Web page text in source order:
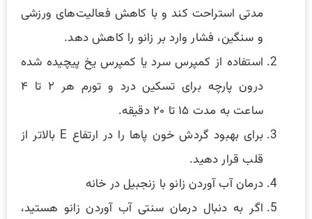
مدتی استراحت کند و با کاهش فعالیت‌های ورزشی
و سنگین، فشار وارد بر زانو را کاهش دهد.
استفاده از کمپرس سرد یا کمپرس یخ پیچیده شده
درون پارچه برای تسکین درد و تورم هر ۲ تا ۴
ساعت به مدت ۱۵ تا ۲۰ دقیقه.
برای بهبود گردش خون پاها را در ارتفاع E بالاتر از
قلب قرار دهید.
درمان آب آوردن زانو با زنجبیل در خانه
اگر به‌ دنبال درمان سنتی آب آوردن زانو هستید،